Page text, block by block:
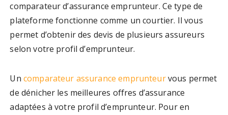
comparateur d’assurance emprunteur. Ce type de
plateforme fonctionne comme un courtier. Il vous
permet d’obtenir des devis de plusieurs assureurs
selon votre profil d’emprunteur.
Un comparateur assurance emprunteurvous permet
de dénicher les meilleures offres d’assurance
adaptées à votre profil d’emprunteur. Pour en